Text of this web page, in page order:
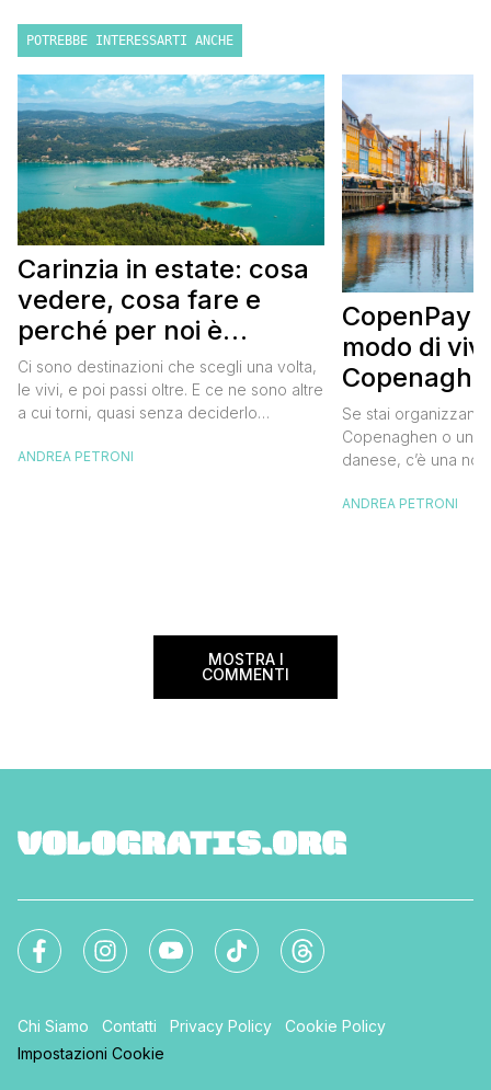
POTREBBE INTERESSARTI ANCHE
Carinzia in estate: cosa
vedere, cosa fare e
perché per noi è
diventata una
destinazione del cuore
Ci sono destinazioni che scegli una volta,
le vivi, e poi passi oltre. E ce ne sono altre
a cui torni, quasi senza deciderlo
richiamarti indietro più che il contrario. Per
ANDREA PETRONI
CopenPay:
modo di
meglio e
meno
Se stai
Copenaghen o un
danese, c’è una
CopenPay ed è
ANDREA PETRONI
MOSTRA I
COMMENTI
Chi Siamo Contatti Privacy Policy
Cookie Policy
Impostazioni Cookie